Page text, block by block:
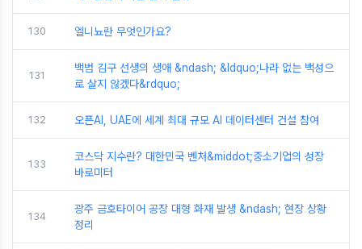
130 엘니뇨란 무엇인가요?
131
백범 김구 선생의 생애 &ndash; &ldquo;나라 없는 백성으
로 살지 않겠다&rdquo;
132 오픈AI, UAE에 세계 최대 규모 AI 데이터센터 건설 참여
133
코스닥 지수란? 대한민국 벤처&middot;중소기업의 성장
바로미터
134
광주 금호타이어 공장 대형 화재 발생 &ndash; 현장 상황
정리